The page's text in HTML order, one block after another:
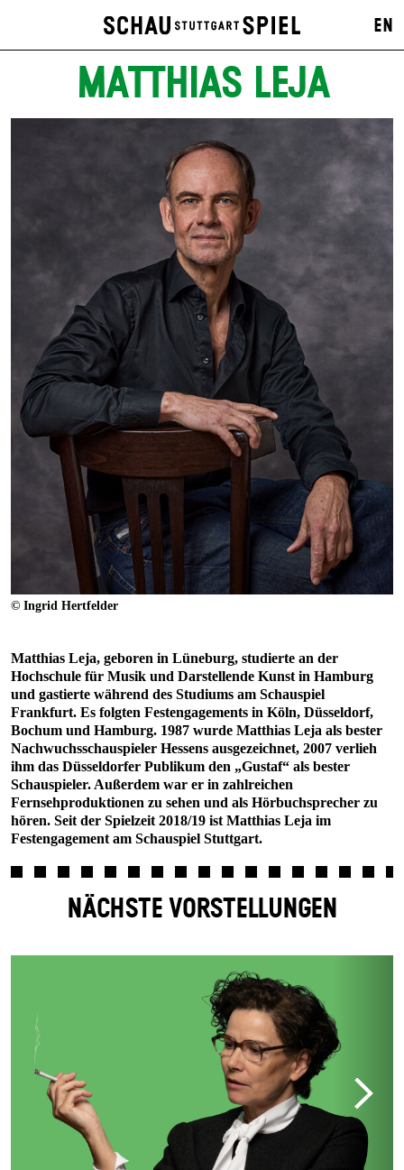
EN
MATTHIAS LEJA
© Ingrid Hertfelder
Matthias Leja, geboren in Lüneburg, studierte an der
Hochschule für Musik und Darstellende Kunst in Hamburg
und gastierte während des Studiums am Schauspiel
Frankfurt. Es folgten Festengagements in Köln, Düsseldorf,
Bochum und Hamburg. 1987 wurde Matthias Leja als bester
Nachwuchsschauspieler Hessens ausgezeichnet, 2007 verlieh
ihm das Düsseldorfer Publikum den „Gustaf“ als bester
Schauspieler. Außerdem war er in zahlreichen
Fernsehproduktionen zu sehen und als Hörbuchsprecher zu
hören. Seit der Spielzeit 2018/19 ist Matthias Leja im
Festengagement am Schauspiel Stuttgart.
NÄCHSTE VORSTELLUNGEN